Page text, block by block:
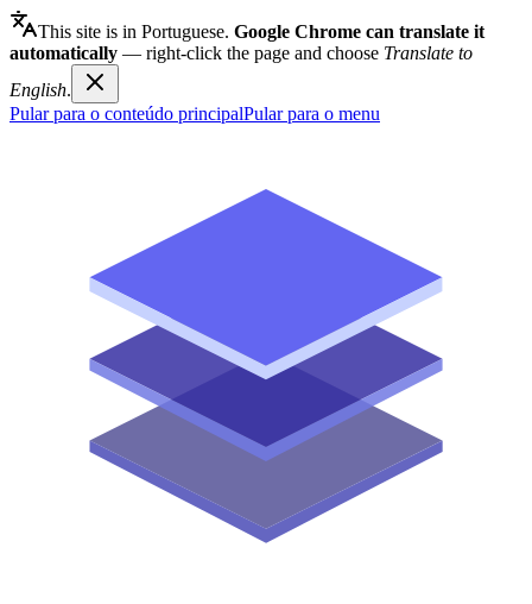
This site is in Portuguese. Google Chrome can translate it
automatically — right-click the page and choose Translate to
English.
Pular para o conteúdo principalPular para o menu